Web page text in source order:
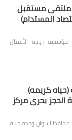
ملتقى مستقبل
المستدام)
نهج رؤية مصر ٢٠٣٠ أقامت مؤسسة ريادة الأعمال
كريمه)
الحجز بحرى مركز
أسوان وحده حياه